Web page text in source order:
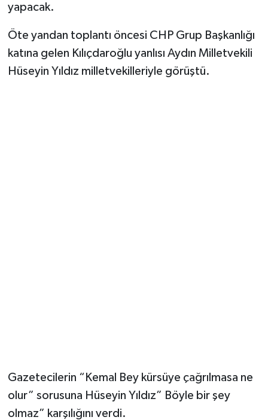
yapacak.
Öte yandan toplantı öncesi CHP Grup Başkanlığı
katına gelen Kılıçdaroğlu yanlısı Aydın Milletvekili
Hüseyin Yıldız milletvekilleriyle görüştü.
Gazetecilerin “Kemal Bey kürsüye çağrılmasa ne
olur” sorusuna Hüseyin Yıldız” Böyle bir şey
olmaz” karşılığını verdi.
Vasıta
Yaşam